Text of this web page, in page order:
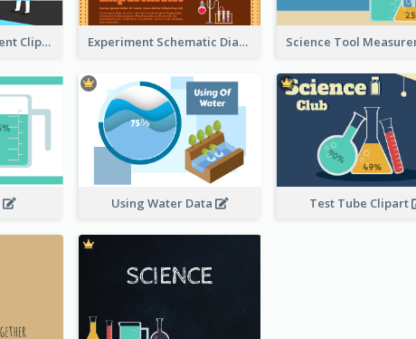
Column Measurement Clipart Experiment Schematic Diagram
Using Water Data Test Tube Clipart